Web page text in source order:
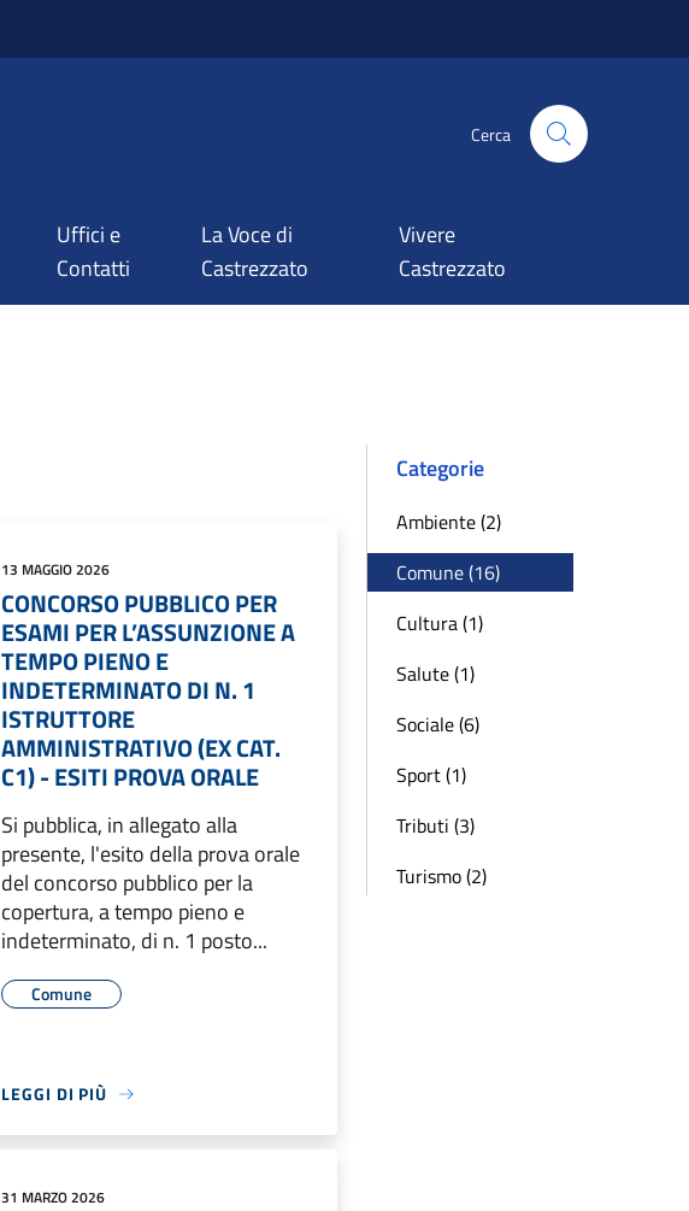
Cerca
Uffici e
Contatti
La Voce di
Castrezzato
Vivere
Castrezzato
13 MAGGIO 2026
CONCORSO PUBBLICO PER
ESAMI PER L’ASSUNZIONE A
TEMPO PIENO E
INDETERMINATO DI N. 1
ISTRUTTORE
AMMINISTRATIVO (EX CAT.
C1) - ESITI PROVA ORALE
Si pubblica, in allegato alla
presente, l'esito della prova orale
del concorso pubblico per la
copertura, a tempo pieno e
indeterminato, di n. 1 posto...
Comune
LEGGI DI PIÙ
31 MARZO 2026
Categorie
Ambiente (2)
Comune (16)
Cultura (1)
Salute (1)
Sociale (6)
Sport (1)
Tributi (3)
Turismo (2)